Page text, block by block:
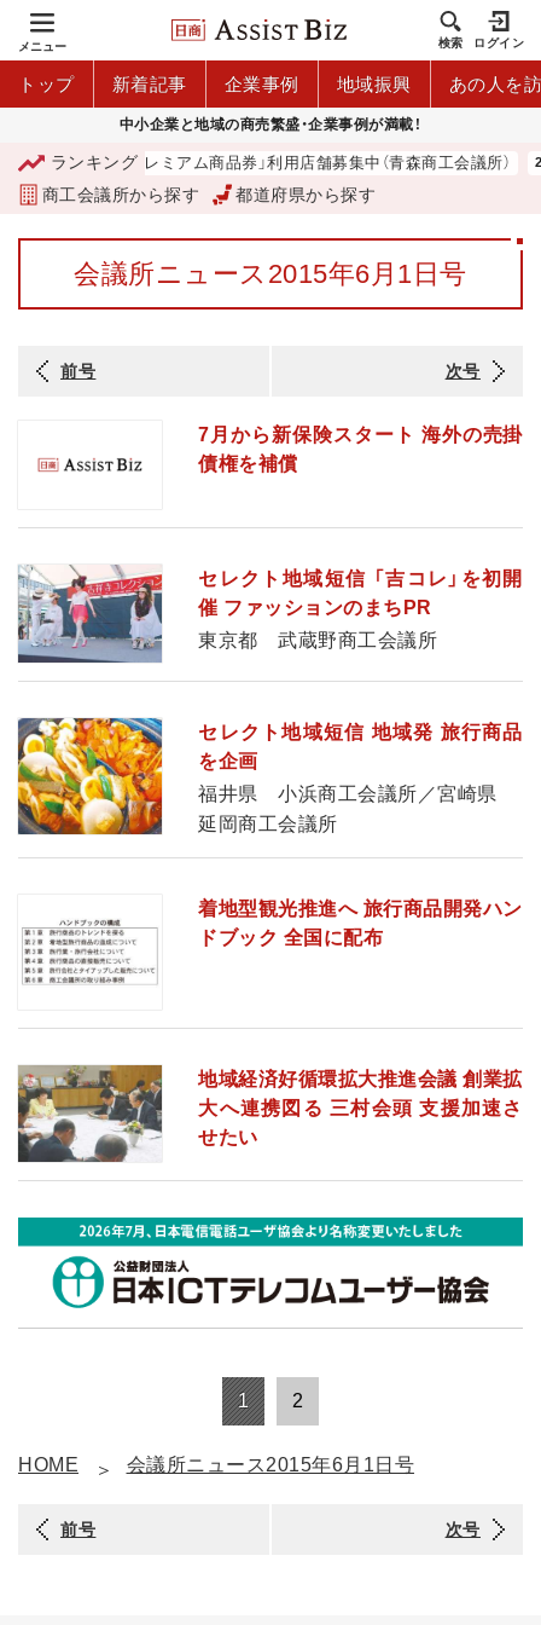
メニュー 検索 ログイン
トップ 新着記事 企業事例 地域振興 あの人を
中小企業と地域の商売繁盛・企業事例が満載！
ランキング
「青森市プレミアム商品券」利用店舗募集中（青森商工会議所）
商工会議所から探す 都道府県から探す
会議所ニュース2015年6月1日号
前号 次号
7月から新保険スタート 海外の売掛
債権を補償
セレクト地域短信 「吉コレ」を初開
催 ファッションのまちPR
東京都 武蔵野商工会議所
セレクト地域短信 地域発 旅行商品
を企画
福井県 小浜商工会議所／宮崎県
延岡商工会議所
着地型観光推進へ 旅行商品開発ハン
ドブック 全国に配布
地域経済好循環拡大推進会議 創業拡
大へ連携図る 三村会頭 支援加速さ
せたい
1 2
HOME 会議所ニュース2015年6月1日号
前号 次号